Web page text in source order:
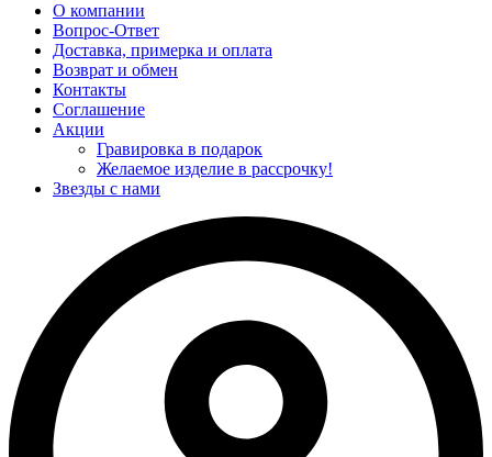
О компании
Вопрос-Ответ
Доставка, примерка и оплата
Возврат и обмен
Контакты
Соглашение
Акции
Гравировка в подарок
Желаемое изделие в рассрочку!
Звезды с нами